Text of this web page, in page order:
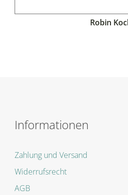
Robin
Informationen
Zahlung und Versand
Widerrufsrecht
AGB